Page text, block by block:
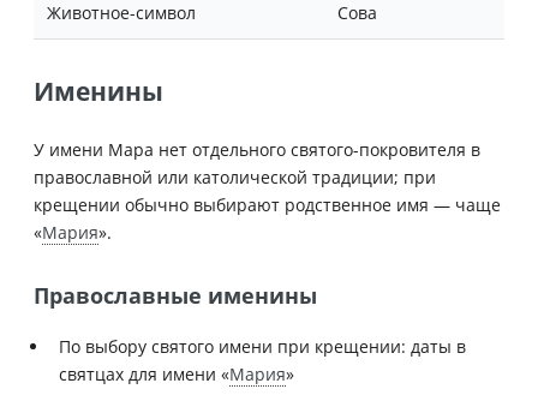
Животное-символ Сова
Именины
У имени Мара нет отдельного святого-покровителя в
православной или католической традиции; при
крещении обычно выбирают родственное имя — чаще
«Мария».
Православные именины
По выбору святого имени при крещении: даты в
святцах для имени «Мария»